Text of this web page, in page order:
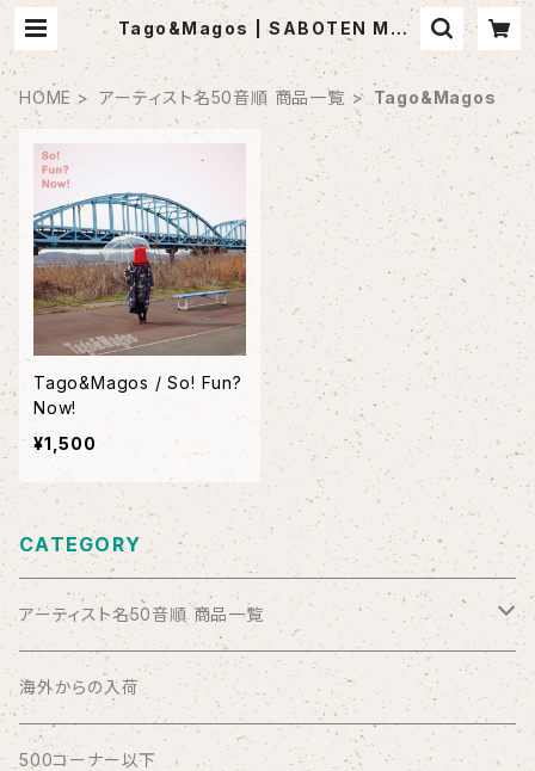
Tago&Magos | SABOTEN MUS
IC (セレクトCDショップ)
HOME アーティスト名50音順 商品一覧 Tago&Magos
Tago&Magos / So! Fun?
Now!
¥1,500
CATEGORY
アーティスト名50音順 商品一覧
ABSOLUTE LOSERS
AFRICA
海外からの入荷
500コーナー以下